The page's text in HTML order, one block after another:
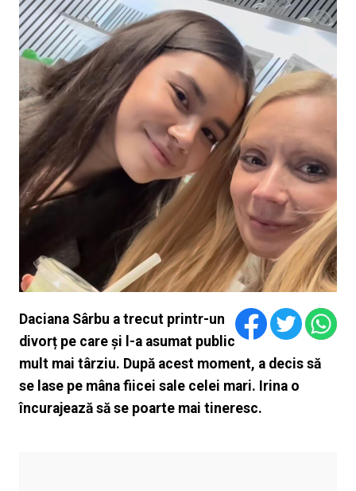
Daciana Sârbu a trecut printr-un
divorț pe care și l-a asumat public
mult mai târziu. După acest moment, a decis să
se lase pe mâna fiicei sale celei mari. Irina o
încurajează să se poarte mai tineresc.